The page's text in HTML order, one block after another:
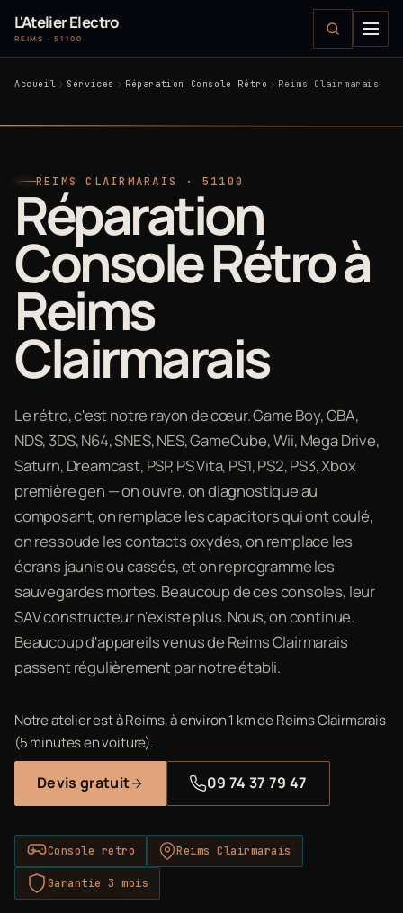
L'Atelier Electro
REIMS · 51100
Accueil Services Réparation Console Rétro Reims Clairmarais
REIMS CLAIRMARAIS · 51100
Réparation
Console Rétro à
Reims
Clairmarais
Le rétro, c'est notre rayon de cœur. Game Boy, GBA,
NDS, 3DS, N64, SNES, NES, GameCube, Wii, Mega Drive,
Saturn, Dreamcast, PSP, PS Vita, PS1, PS2, PS3, Xbox
première gen — on ouvre, on diagnostique au
composant, on remplace les capacitors qui ont coulé,
on ressoude les contacts oxydés, on remplace les
écrans jaunis ou cassés, et on reprogramme les
sauvegardes mortes. Beaucoup de ces consoles, leur
SAV constructeur n'existe plus. Nous, on continue.
Beaucoup d'appareils venus de Reims Clairmarais
passent régulièrement par notre établi.
Notre atelier est à Reims, à environ 1 km de Reims Clairmarais
(5 minutes en voiture).
Devis gratuit 09 74 37 79 47
Console rétro Reims Clairmarais
Garantie 3 mois